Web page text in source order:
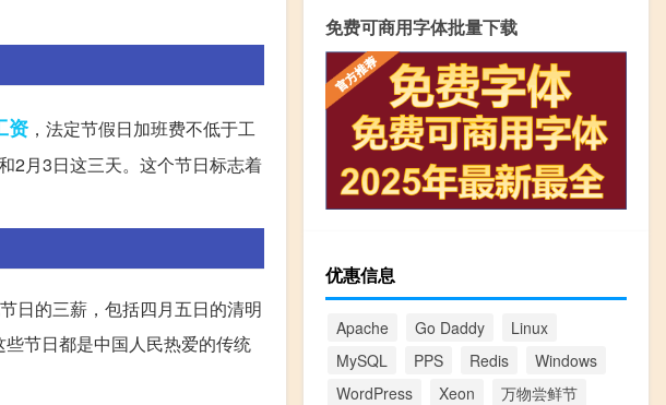
资 ，法定节假日加班费不低于工
2月3日这三天。这个节日标志着
日的三薪，包括四月五日的清明
节日都是中国人民热爱的传统
免费可商用字体批量下载
优惠信息
Apache Go Daddy
Linux
MySQL
PPS Redis
Windows
WordPress
Xeon
万物尝鲜节